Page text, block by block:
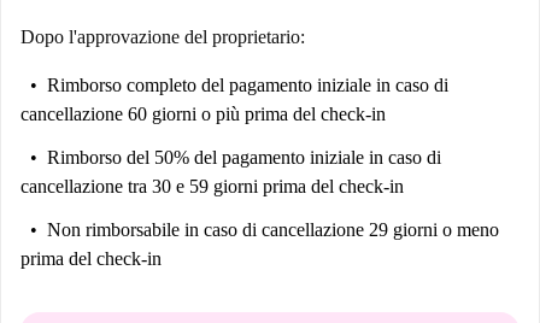
Dopo l'approvazione del proprietario:
Rimborso completo del pagamento iniziale in caso di
cancellazione 60 giorni o più prima del check-in
Rimborso del 50% del pagamento iniziale in caso di
cancellazione tra 30 e 59 giorni prima del check-in
Non rimborsabile in caso di cancellazione 29 giorni o meno
prima del check-in